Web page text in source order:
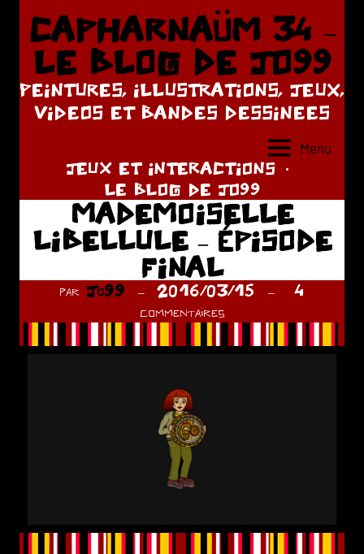
Aller
contenu
CAPHARNAÜM 34 –
LE BLOG DE JO99
PEINTURES, ILLUSTRATIONS, JEUX,
VIDEOS ET BANDES DESSINEES
Menu
JEUX ET INTERACTIONS
LE BLOG DE JO99
MADEMOISELLE
LIBELLULE – ÉPISODE
FINAL
par Jo99 2016/03/15
4
commentaires